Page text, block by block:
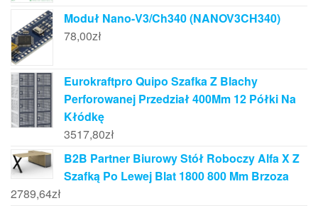
Moduł Nano-V3/Ch340 (NANOV3CH340)
78,00zł
Eurokraftpro Quipo Szafka Z Blachy
Perforowanej Przedział 400Mm 12 Półki Na
Kłódkę
3517,80zł
B2B Partner Biurowy Stół Roboczy Alfa X Z
Szafką Po Lewej Blat 1800 800 Mm Brzoza
2789,64zł